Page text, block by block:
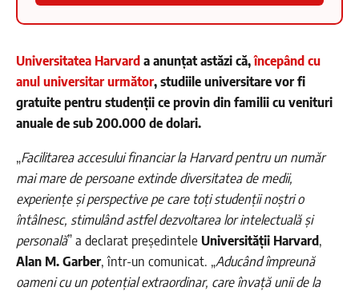
Universitatea Harvarda anunțat astăzi că,începând cu
anul universitar următor, studiile universitare vor fi
gratuite pentru studenții ce provin din familii cu venituri
anuale de sub 200.000 de dolari.
„Facilitarea accesului financiar la Harvard pentru un număr
mai mare de persoane extinde diversitatea de medii,
experiențe și perspective pe care toți studenții noștri o
întâlnesc, stimulând astfel dezvoltarea lor intelectuală și
personală” a declarat președintele Universității Harvard,
Alan M. Garber, într-un comunicat. „Aducând împreună
oameni cu un potențial extraordinar, care învață unii de la